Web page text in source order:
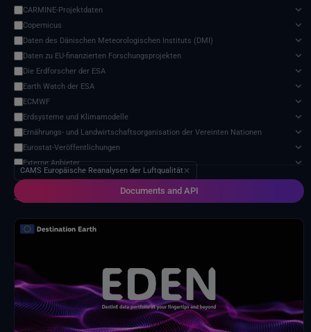
CARMINE-Projektdaten
Copernicus
Daten des Dänischen Meteorologischen Instituts (DMI)
Daten zu EU-finanzierten Forschungsprojekten
Die Erdforscher der ESA
Earth Watch der ESA
ECMWF
Erdsysteme und Klimamodelle
Ernährungs- und Landwirtschaftsorganisation der Vereinten Nationen
Eurostat-Veröffentlichungen
Externe Anbieter
Harvic Service Landwirtschaftliche Überwachung und Verwaltung
NASA-Programm für Geowissenschaften
Projekt zum Vergleich sektorübergreifender Wirkungsmodelle (ISIMIP)
SEEDS-Dienstdatenindikatoren
USGS EROS-Archiv
Verteiltes Aktives Archivzentrum für Landprozesse der NASA
Zwischenstaatlicher Ausschuss für Klimawandel (IPCC)
Documents and API
CAMS Europäische Reanalysen der Luftqualität ✕
3 services found